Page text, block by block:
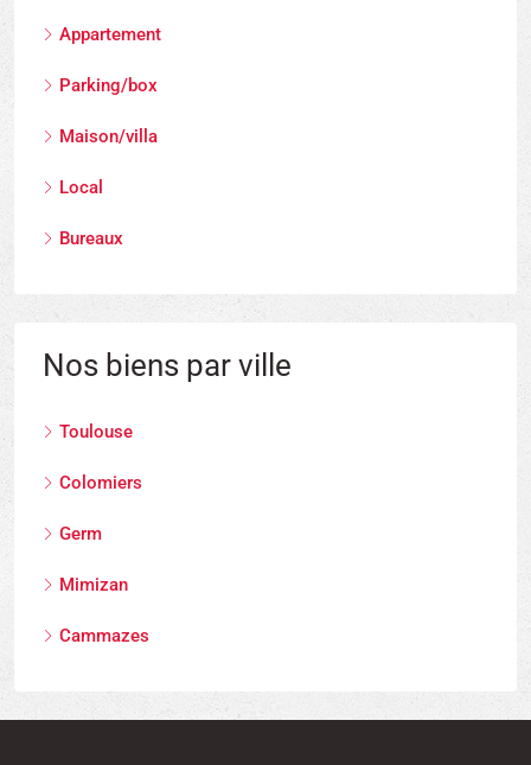
Appartement
Parking/box
Maison/villa
Local
Bureaux
Nos biens par ville
Toulouse
Colomiers
Germ
Mimizan
Cammazes